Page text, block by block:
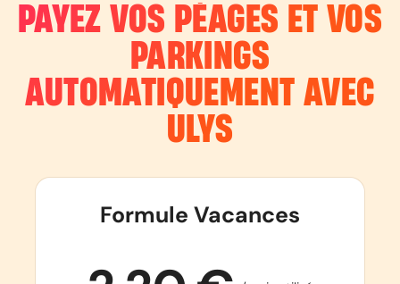
PAYEZ VOS PÉAGES ET VOS
PARKINGS
AUTOMATIQUEMENT AVEC
ULYS
Formule Vacances